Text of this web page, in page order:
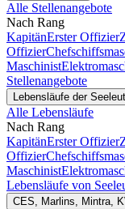
Alle Stellenangebote
Nach Rang
KapitänErster Offizier
Offizier
Maschinist
Stellenangebote
Lebensläufe der
Alle Lebensläufe
Nach Rang
KapitänErster Offizier
Offizier
Maschinist
Lebensläufe von
CES, Marlins, Mintra,